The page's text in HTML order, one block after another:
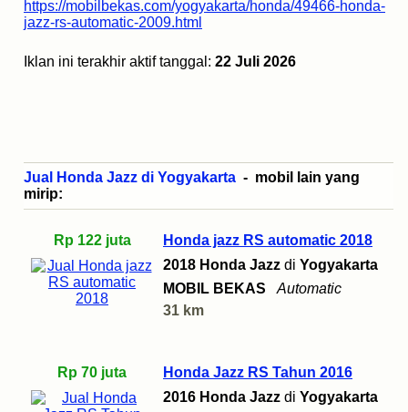
https://mobilbekas.com/yogyakarta/honda/49466-honda-
jazz-rs-automatic-2009.html
Iklan ini terakhir aktif tanggal: 22 Juli 2026
Jual Honda Jazz di Yogyakarta - mobil lain yang
mirip:
Rp 122 juta
Honda jazz RS automatic 2018
2018 Honda Jazz di Yogyakarta
MOBIL BEKAS
Automatic
31 km
Rp 70 juta
Honda Jazz RS Tahun 2016
2016 Honda Jazz di Yogyakarta